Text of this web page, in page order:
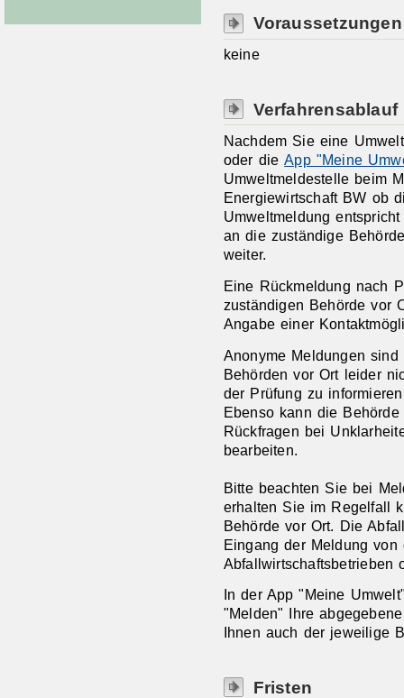
Voraussetzungen
keine
Verfahrensablauf
Nachdem Sie eine
oder dieApp "Meine
Umweltmeldestelle beim
Energiewirtschaft BW ob
Umweltmeldung
an die zuständige
weiter.
Eine Rückmeldung nach
zuständigen Behörde vor
Angabe einer
Anonyme Meldungen
Behörden vor Ort leider
der Prüfung zu
Ebenso kann die
Rückfragen bei
bearbeiten.
Bitte beachten Sie bei
erhalten Sie im Regelfall
Behörde vor Ort. Die
Eingang der Meldung von
Abfallwirtschaftsbetrieben
In der App "Meine
"Melden" Ihre
Ihnen auch der jeweilige
Fristen